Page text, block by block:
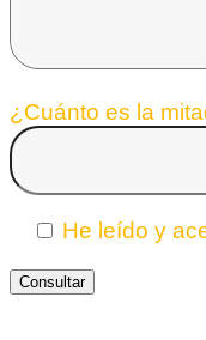
¿Cuánto es la
He leído y